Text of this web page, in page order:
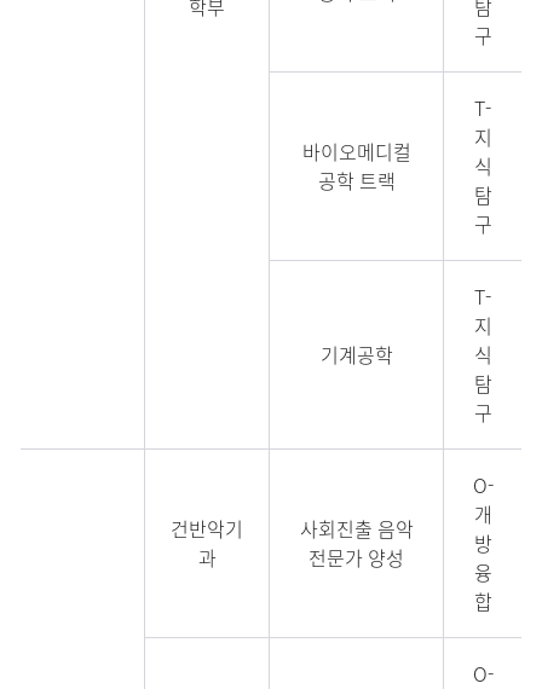
학부
탐
구
바이오메디컬
공학 트랙
T-
지
식
탐
구
기계공학
T-
지
식
탐
구
건반악기
과
사회진출 음악
전문가 양성
O-
개
방
융
합
O-